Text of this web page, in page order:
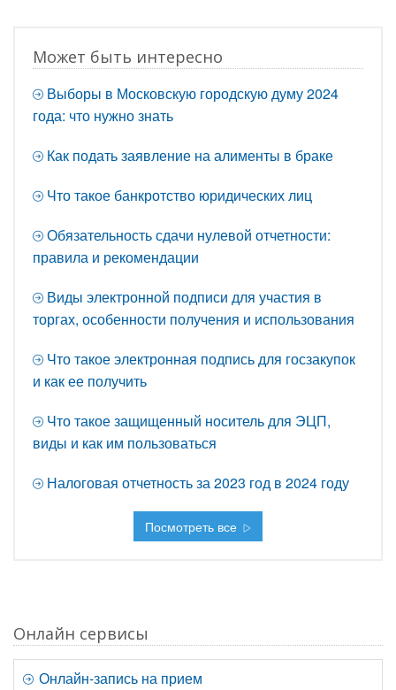
Может быть интересно
Выборы в Московскую городскую думу 2024
года: что нужно знать
Как подать заявление на алименты в браке
Что такое банкротство юридических лиц
Обязательность сдачи нулевой отчетности:
правила и рекомендации
Виды электронной подписи для участия в
торгах, особенности получения и использования
Что такое электронная подпись для госзакупок
и как ее получить
Что такое защищенный носитель для ЭЦП,
виды и как им пользоваться
Налоговая отчетность за 2023 год в 2024 году
Посмотреть все
Онлайн сервисы
Онлайн-запись на прием